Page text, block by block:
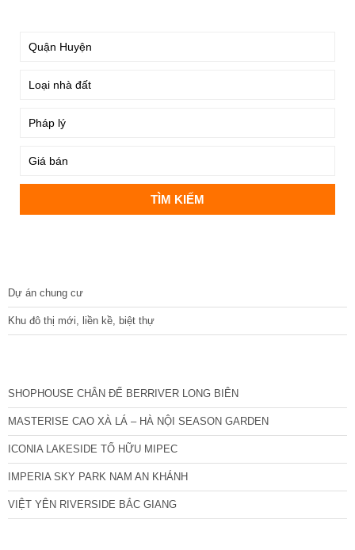
Dự án chung cư
Khu đô thị mới, liền kề, biệt thự
SHOPHOUSE CHÂN ĐẾ BERRIVER LONG BIÊN
MASTERISE CAO XÀ LÁ – HÀ NỘI SEASON GARDEN
ICONIA LAKESIDE TỐ HỮU MIPEC
IMPERIA SKY PARK NAM AN KHÁNH
VIỆT YÊN RIVERSIDE BẮC GIANG